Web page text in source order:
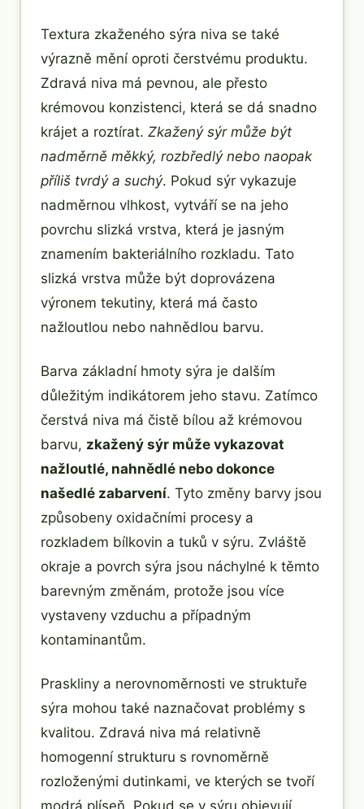
Textura zkaženého sýra niva se také
výrazně mění oproti čerstvému produktu.
Zdravá niva má pevnou, ale přesto
krémovou konzistenci, která se dá snadno
krájet a roztírat. Zkažený sýr může být
nadměrně měkký, rozbředlý nebo naopak
příliš tvrdý a suchý. Pokud sýr vykazuje
nadměrnou vlhkost, vytváří se na jeho
povrchu slizká vrstva, která je jasným
znamením bakteriálního rozkladu. Tato
slizká vrstva může být doprovázena
výronem tekutiny, která má často
nažloutlou nebo nahnědlou barvu.
Barva základní hmoty sýra je dalším
důležitým indikátorem jeho stavu. Zatímco
čerstvá niva má čistě bílou až krémovou
barvu, zkažený sýr může vykazovat
nažloutlé, nahnědlé nebo dokonce
našedlé zabarvení. Tyto změny barvy jsou
způsobeny oxidačními procesy a
rozkladem bílkovin a tuků v sýru. Zvláště
okraje a povrch sýra jsou náchylné k těmto
barevným změnám, protože jsou více
vystaveny vzduchu a případným
kontaminantům.
Praskliny a nerovnoměrnosti ve struktuře
sýra mohou také naznačovat problémy s
kvalitou. Zdravá niva má relativně
homogenní strukturu s rovnoměrně
rozloženými dutinkami, ve kterých se tvoří